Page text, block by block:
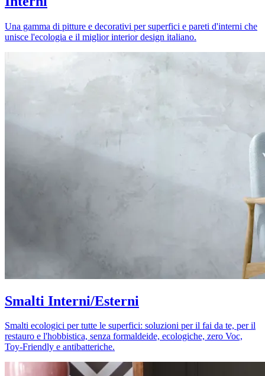
Una gamma di pitture e decorativi per superfici e pareti d'interni che
unisce l'ecologia e il miglior interior design italiano.
Smalti Interni/Esterni
Smalti ecologici per tutte le superfici: soluzioni per il fai da te, per il
restauro e l'hobbistica, senza formaldeide, ecologiche, zero Voc,
Toy-Friendly e antibatteriche.